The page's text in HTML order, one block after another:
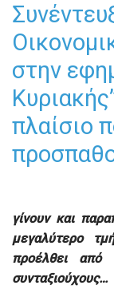
στην
πλαίσιο
γίνουν και
μεγαλύτερο
προέλθει από
συνταξιούχους…